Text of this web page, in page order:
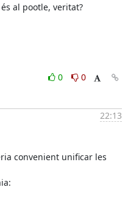
al pootle, veritat?
0
0
22:13
convenient unificar les